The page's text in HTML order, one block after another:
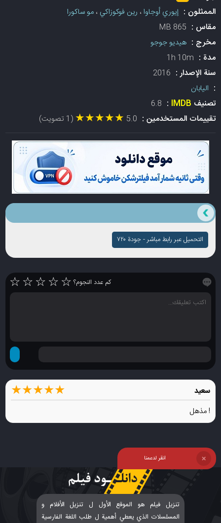
الممثلون :إيوري أوجاوا، رين فوكوزاكي ،مو ساكورا
مقاس : 865 MB
مخرج :هيديو جوجو
مدة : 1h 10m
سنة الإصدار : 2016
: اليابان
تصنيف IMDB
:
6.8
تقييمات المستخدمين : 5.0
★★★★★
★★★★★ (1 تصويت)
التحميل عبر رابط مباشر - جودة ۷۲۰
كم عدد النجوم؟ ☆
☆
☆
☆
☆
سعيد ★★★★★
! مذهل
تنزيل فيلم هو الموقع الأول ل تنزيل الأفلام و
المسلسلات الذي يعطي أهمية ل طلب اللغة الفارسية
انقر لدعمنا ❌